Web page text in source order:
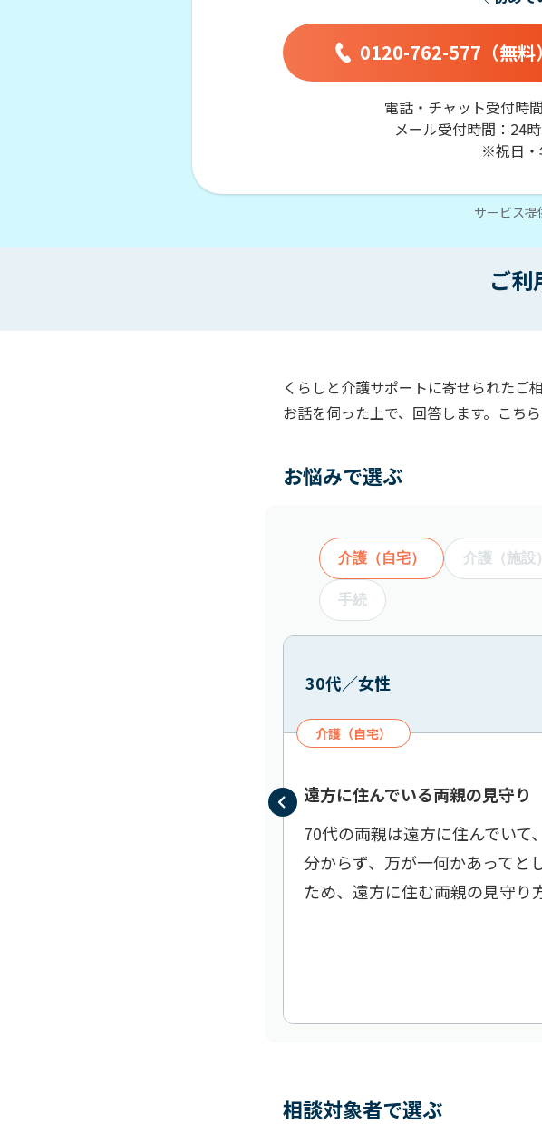
0120-762-577 （無料）
電話・チャット受付時
メール受付時間：24
※祝日・
サービス
ご利
くらしと介護サポートに寄せられたご
お話を伺った上で、回答します。こち
お悩みで選ぶ
介護（自宅） 介護（施設）
手続
30代／女性
介護（自宅）
遠方に住んでいる両親の見守り
70代の両親は遠方に住んでいて
分からず、万が一何かあってと
ため、遠方に住む両親の見守り
相談対象者で選ぶ